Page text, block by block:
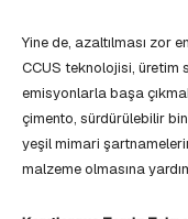
Yine de, azaltılması zor
CCUS teknolojisi, üretim
emisyonlarla başa
çimento, sürdürülebilir
yeşil mimari
malzeme olmasına